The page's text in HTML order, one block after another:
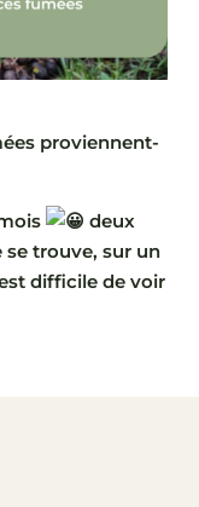
proviennent-
deux
se trouve, sur un
difficile de voir